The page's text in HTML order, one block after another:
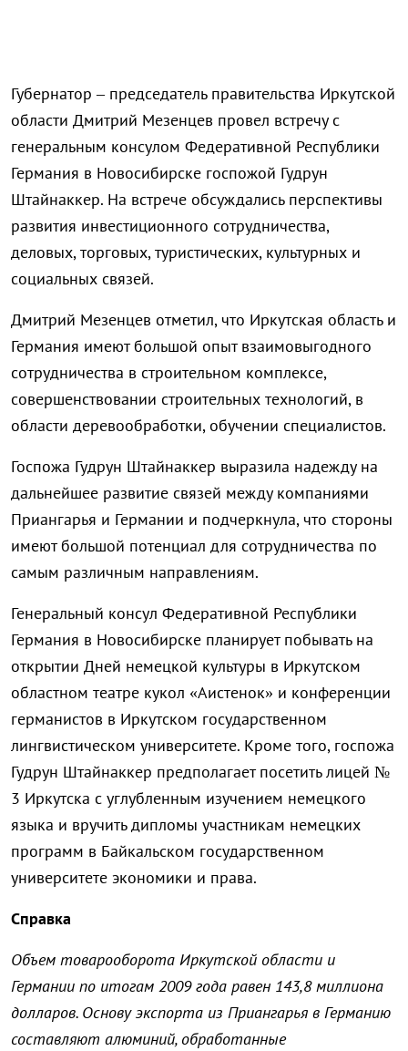
Губернатор – председатель правительства Иркутской
области Дмитрий Мезенцев провел встречу с
генеральным консулом Федеративной Республики
Германия в Новосибирске госпожой Гудрун
Штайнаккер. На встрече обсуждались перспективы
развития инвестиционного сотрудничества,
деловых, торговых, туристических, культурных и
социальных связей.
Дмитрий Мезенцев отметил, что Иркутская область и
Германия имеют большой опыт взаимовыгодного
сотрудничества в строительном комплексе,
совершенствовании строительных технологий, в
области деревообработки, обучении специалистов.
Госпожа Гудрун Штайнаккер выразила надежду на
дальнейшее развитие связей между компаниями
Приангарья и Германии и подчеркнула, что стороны
имеют большой потенциал для сотрудничества по
самым различным направлениям.
Генеральный консул Федеративной Республики
Германия в Новосибирске планирует побывать на
открытии Дней немецкой культуры в Иркутском
областном театре кукол «Аистенок» и конференции
германистов в Иркутском государственном
лингвистическом университете. Кроме того, госпожа
Гудрун Штайнаккер предполагает посетить лицей №
3 Иркутска с углубленным изучением немецкого
языка и вручить дипломы участникам немецких
программ в Байкальском государственном
университете экономики и права.
Справка
Объем товарооборота Иркутской области и
Германии по итогам 2009 года равен 143,8 миллиона
долларов. Основу экспорта из Приангарья в Германию
составляют алюминий, обработанные